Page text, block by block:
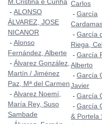
M.Cristina e Cunha
- ALONSO
ÁLVAREZ, JOSE
NICANOR
- Alonso
Fernández, Alberte
- Álvarez González,
Martín / Jiménez
Paz, Mª del Carmen
- Alvarez Noemí,
María Rey, Suso
Sambade
Carlos
- García
- García
Riega,
- García
Alberto
- García
Javier
- García
- García
& Portela